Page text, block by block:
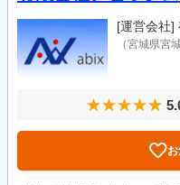
[運営会社]
（宮城県宮
お